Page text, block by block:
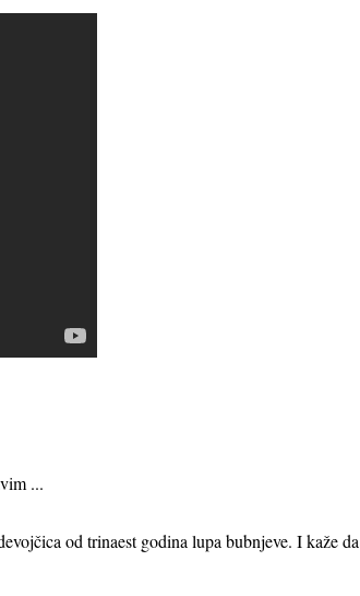
...
od trinaest godina lupa bubnjeve. I kaže